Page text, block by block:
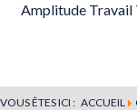
Amplitude Travail
VOUS ÊTES ICI : ACCUEIL